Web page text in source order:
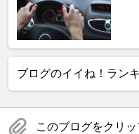
ブログのイイね！ラン
このブログをクリ